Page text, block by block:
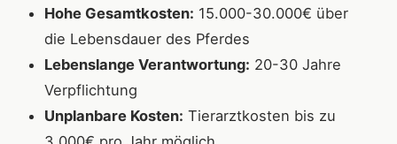
Hohe Gesamtkosten: 15.000-30.000€ über
die Lebensdauer des Pferdes
Lebenslange Verantwortung: 20-30 Jahre
Verpflichtung
Unplanbare Kosten: Tierarztkosten bis zu